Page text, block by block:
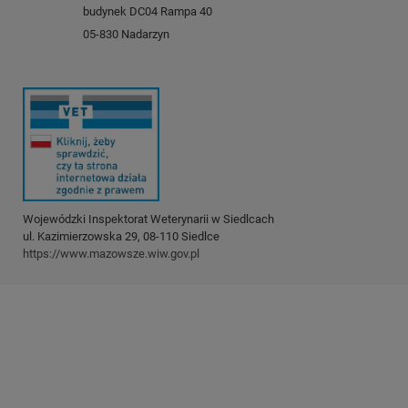
budynek DC04 Rampa 40
05-830 Nadarzyn
Wojewódzki Inspektorat Weterynarii w Siedlcach
ul. Kazimierzowska 29, 08-110 Siedlce
https://www.mazowsze.wiw.gov.pl